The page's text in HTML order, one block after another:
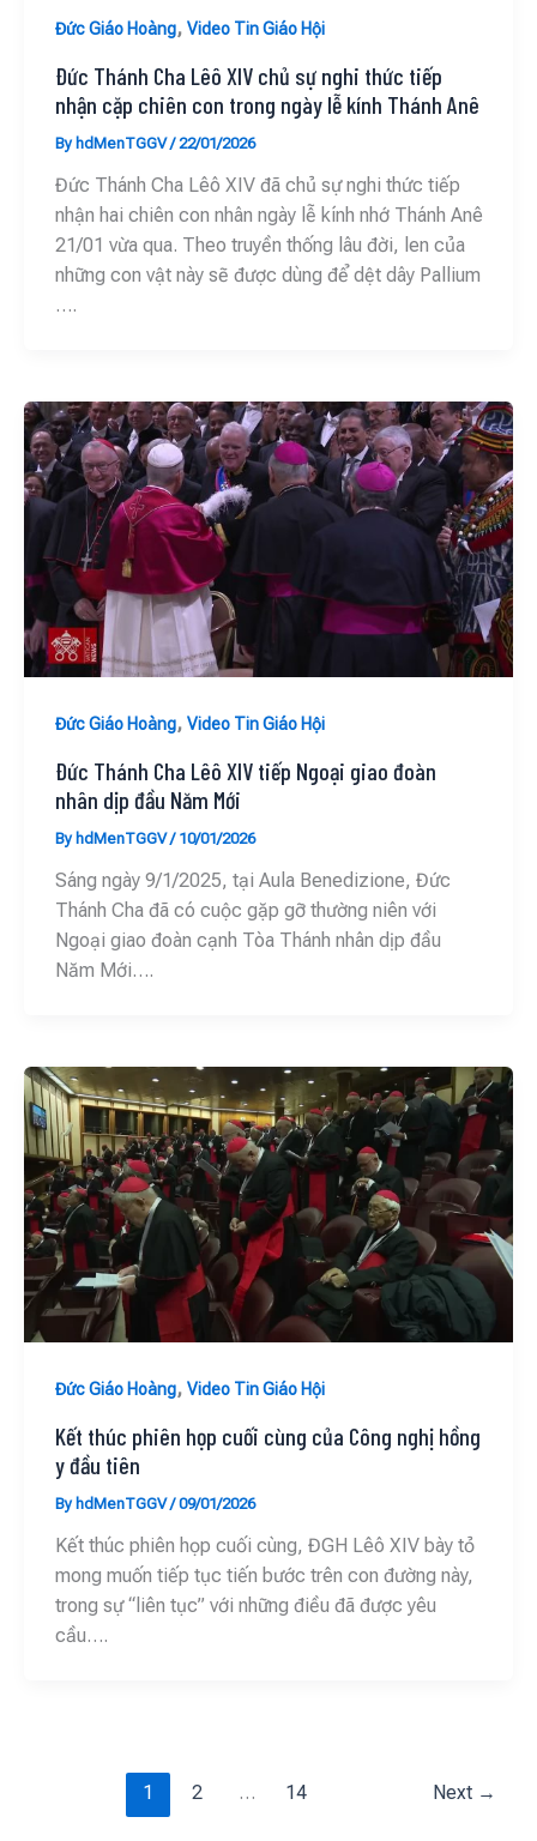
Đức Giáo Hoàng, Video Tin Giáo Hội
Đức Thánh Cha Lêô XIV chủ sự nghi thức tiếp
nhận cặp chiên con trong ngày lễ kính Thánh Anê
By hdMenTGGV/22/01/2026
Đức Thánh Cha Lêô XIV đã chủ sự nghi thức tiếp
nhận hai chiên con nhân ngày lễ kính nhớ Thánh Anê
21/01 vừa qua. Theo truyền thống lâu đời, len của
những con vật này sẽ được dùng để dệt dây Pallium
….
Đức Giáo Hoàng, Video Tin Giáo Hội
Đức Thánh Cha Lêô XIV tiếp Ngoại giao đoàn
nhân dịp đầu Năm Mới
By hdMenTGGV/ 10/01/2026
Sáng ngày 9/1/2025, tại Aula Benedizione, Đức
Thánh Cha đã có cuộc gặp gỡ thường niên với
Ngoại giao đoàn cạnh Tòa Thánh nhân dịp đầu
Năm Mới….
Đức Giáo Hoàng, Video Tin Giáo Hội
Kết thúc phiên họp cuối cùng của Công nghị hồng
y đầu tiên
By hdMenTGGV/09/01/2026
Kết thúc phiên họp cuối cùng, ĐGH Lêô XIV bày tỏ
mong muốn tiếp tục tiến bước trên con đường này,
trong sự “liên tục” với những điều đã được yêu
cầu….
1 2 … 14 Next →